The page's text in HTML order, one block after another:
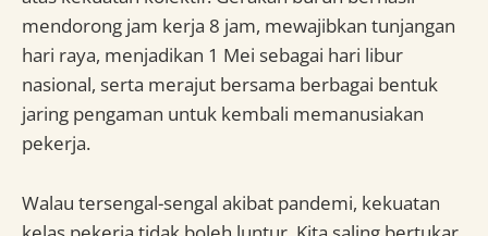
mendorong jam kerja 8 jam, mewajibkan tunjangan
hari raya, menjadikan 1 Mei sebagai hari libur
nasional, serta merajut bersama berbagai bentuk
jaring pengaman untuk kembali memanusiakan
pekerja.
Walau tersengal-sengal akibat pandemi, kekuatan